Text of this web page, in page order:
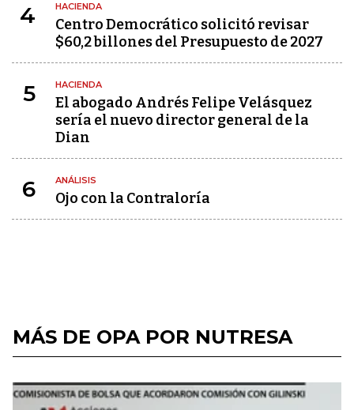
4 HACIENDA
Centro Democrático solicitó revisar
$60,2 billones del Presupuesto de 2027
5 HACIENDA
El abogado Andrés Felipe Velásquez
sería el nuevo director general de la
Dian
6 ANÁLISIS
Ojo con la Contraloría
MÁS DE OPA POR NUTRESA